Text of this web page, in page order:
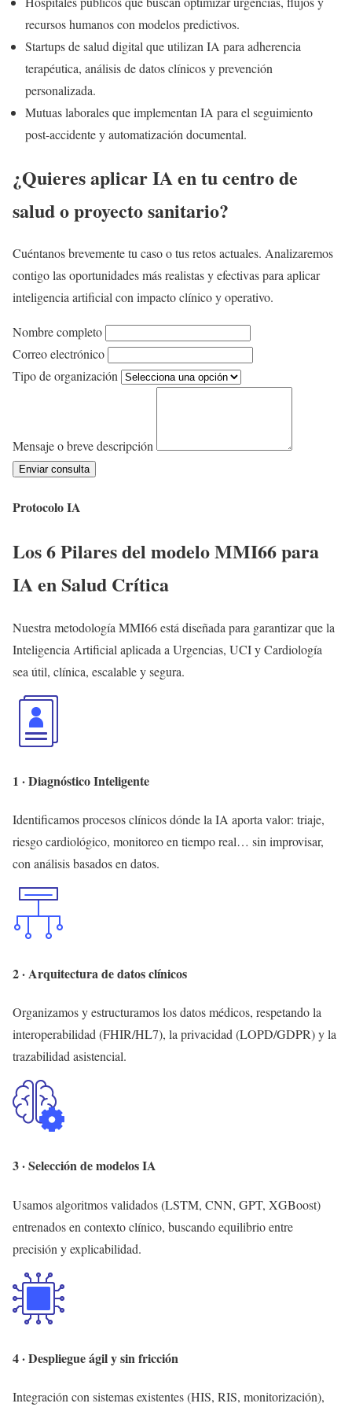
recursos humanos con modelos predictivos.
Startups de salud digital que utilizan IA para adherencia
terapéutica, análisis de datos clínicos y prevención
personalizada.
Mutuas laborales que implementan IA para el seguimiento
post-accidente y automatización documental.
¿Quieres aplicar IA en tu centro de
salud o proyecto sanitario?
Cuéntanos brevemente tu caso o tus retos actuales. Analizaremos
contigo las oportunidades más realistas y efectivas para aplicar
inteligencia artificial con impacto clínico y operativo.
Nombre completo
Correo electrónico
Tipo de organización
Mensaje o breve descripción
Enviar consulta
Protocolo IA
Los 6 Pilares del modelo MMI66 para
IA en Salud Crítica
Nuestra metodología MMI66 está diseñada para garantizar que la
Inteligencia Artificial aplicada a Urgencias, UCI y Cardiología
sea útil, clínica, escalable y segura.
1 · Diagnóstico Inteligente
Identificamos procesos clínicos dónde la IA aporta valor: triaje,
riesgo cardiológico, monitoreo en tiempo real… sin improvisar,
con análisis basados en datos.
2 · Arquitectura de datos clínicos
Organizamos y estructuramos los datos médicos, respetando la
interoperabilidad (FHIR/HL7), la privacidad (LOPD/GDPR) y la
trazabilidad asistencial.
3 · Selección de modelos IA
Usamos algoritmos validados (LSTM, CNN, GPT, XGBoost)
entrenados en contexto clínico, buscando equilibrio entre
precisión y explicabilidad.
4 · Despliegue ágil y sin fricción
Integración con sistemas existentes (HIS, RIS, monitorización),